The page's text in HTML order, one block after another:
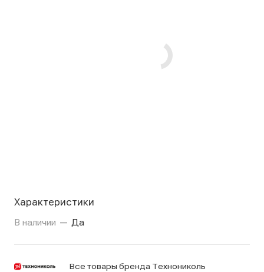
Характеристики
В наличии — Да
Все товары бренда Технониколь